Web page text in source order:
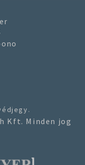
Kft. Minden jog